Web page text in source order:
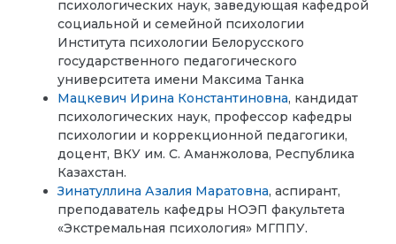
психологических наук, заведующая кафедрой
социальной и семейной психологии
Института психологии Белорусского
государственного педагогического
университета имени Максима Танка
Мацкевич Ирина Константиновна, кандидат
психологических наук, профессор кафедры
психологии и коррекционной педагогики,
доцент, ВКУ им. С. Аманжолова, Республика
Казахстан.
Зинатуллина Азалия Маратовна, аспирант,
преподаватель кафедры НОЭП факультета
«Экстремальная психология» МГППУ.